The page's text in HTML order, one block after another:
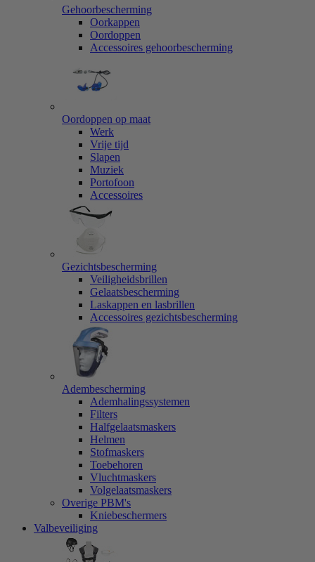
Gehoorbescherming
Oorkappen
Oordoppen
Accessoires gehoorbescherming
Oordoppen op maat
Werk
Vrije tijd
Slapen
Muziek
Portofoon
Accessoires
Gezichtsbescherming
Veiligheidsbrillen
Gelaatsbescherming
Laskappen en lasbrillen
Accessoires gezichtsbescherming
Adembescherming
Ademhalingssystemen
Filters
Halfgelaatsmaskers
Helmen
Stofmaskers
Toebehoren
Vluchtmaskers
Volgelaatsmaskers
Overige PBM's
Kniebeschermers
Valbeveiliging